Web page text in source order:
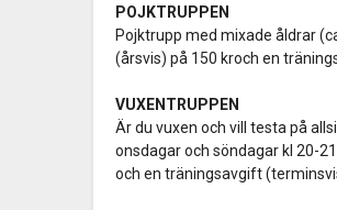
POJKTRUPPEN
Pojktrupp med mixade åldrar
(årsvis) på 150 kroch en
VUXENTRUPPEN
Är du vuxen och vill testa på
onsdagar och söndagar kl 20-
och en träningsavgift